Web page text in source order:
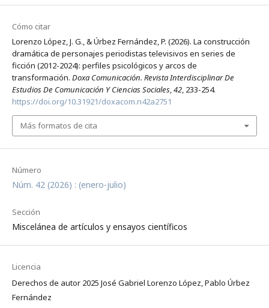
Número
Núm. 42 (2026) : (enero-julio)
Sección
Miscelánea de artículos y ensayos científicos
Licencia
Derechos de autor 2025 José Gabriel Lorenzo López, Pablo Úrbez
Fernández
Cómo citar
Lorenzo López, J. G., & Úrbez Fernández, P. (2026). La construcción
dramática de personajes periodistas televisivos en series de
ficción (2012-2024): perfiles psicológicos y arcos de
transformación. Doxa Comunicación. Revista Interdisciplinar De
Estudios De Comunicación Y Ciencias Sociales,42, 233-254.
https://doi.org/10.31921/doxacom.n42a2751
Más formatos de cita